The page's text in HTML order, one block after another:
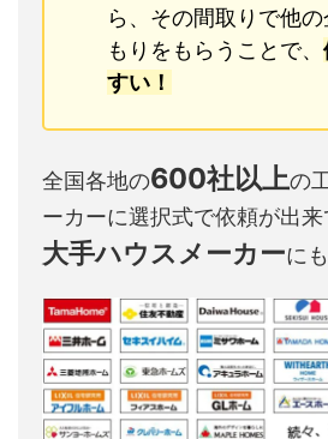
ら、その間取りで他
もりをもらうことで、
すい！
全国各地の600社以上の
ーカーに選択式で依頼が出
大手ハウスメーカーに